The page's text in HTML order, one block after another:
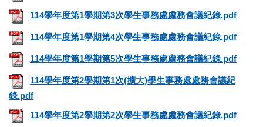
114學年度第1學期第3次學生事務處處務會議紀錄.pdf
114學年度第1學期第4次學生事務處處務會議紀錄.pdf
114學年度第1學期第5次學生事務處處務會議紀錄.pdf
114學年度第2學期第1次(擴大)學生事務處處務會議紀
錄.pdf
114學年度第2學期第2次學生事務處處務會議紀錄.pdf